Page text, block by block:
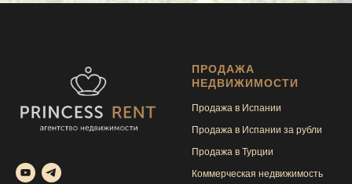
ПРОДАЖА
НЕДВИЖИМОСТИ
Продажа в Испании
Продажа в Испании за рубли
Продажа в Турции
Коммерческая недвижимость